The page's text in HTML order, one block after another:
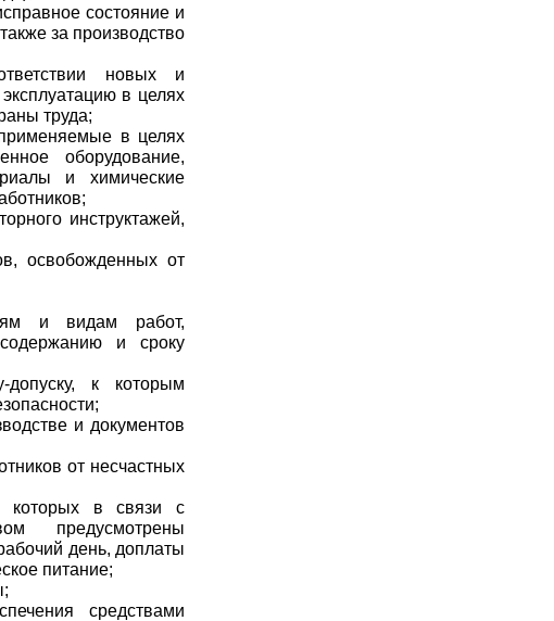
состояние и
за производство
новых и
в целях
труда;
в целях
оборудование,
и химические
инструктажей,
освобожденных от
и видам работ,
и сроку
к которым
и документов
от несчастных
которых в связи с
предусмотрены
день, доплаты
питание;
средствами